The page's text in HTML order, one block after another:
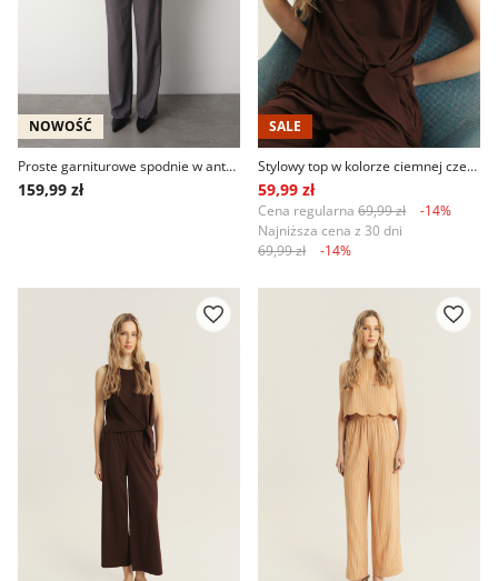
NOWOŚĆ
Proste garniturowe spodnie w antracytowym kolorze
159,99 zł
SALE
Stylowy top w kolorze ciemnej czekolady
59,99 zł
Cena regularna 69,99 zł
-14%
Najniższa cena z 30 dni
69,99 zł
-14%